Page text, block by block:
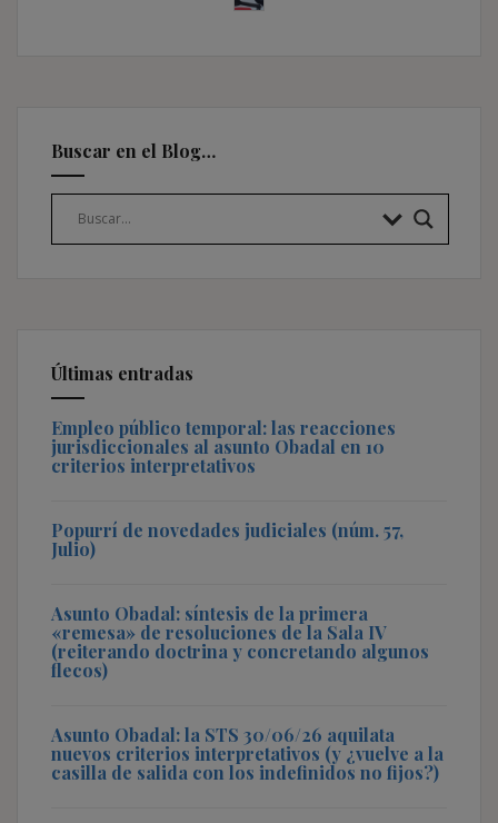
Buscar en el Blog…
Últimas entradas
Empleo público temporal: las reacciones
jurisdiccionales al asunto Obadal en 10
criterios interpretativos
Popurrí de novedades judiciales (núm. 57,
Julio)
Asunto Obadal: síntesis de la primera
«remesa» de resoluciones de la Sala IV
(reiterando doctrina y concretando algunos
flecos)
Asunto Obadal: la STS 30/06/26 aquilata
nuevos criterios interpretativos (y ¿vuelve a la
casilla de salida con los indefinidos no fijos?)